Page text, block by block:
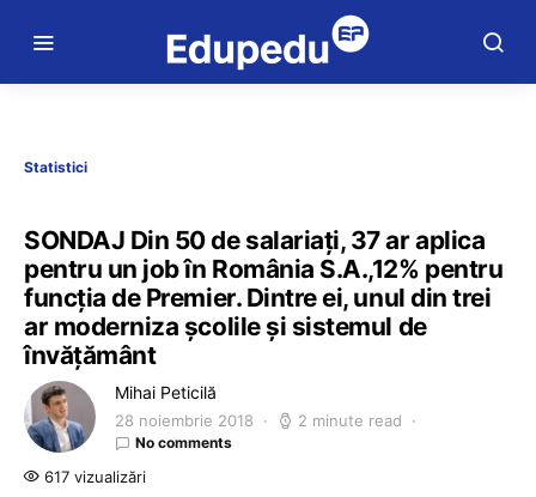
Statistici
SONDAJ Din 50 de salariați, 37 ar aplica
pentru un job în România S.A.,12% pentru
funcția de Premier. Dintre ei, unul din trei
ar moderniza școlile și sistemul de
învățământ
Mihai Peticilă
28 noiembrie 2018 2 minute read
No comments
617 vizualizări